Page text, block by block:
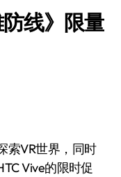
线》限量
Vive的限时促